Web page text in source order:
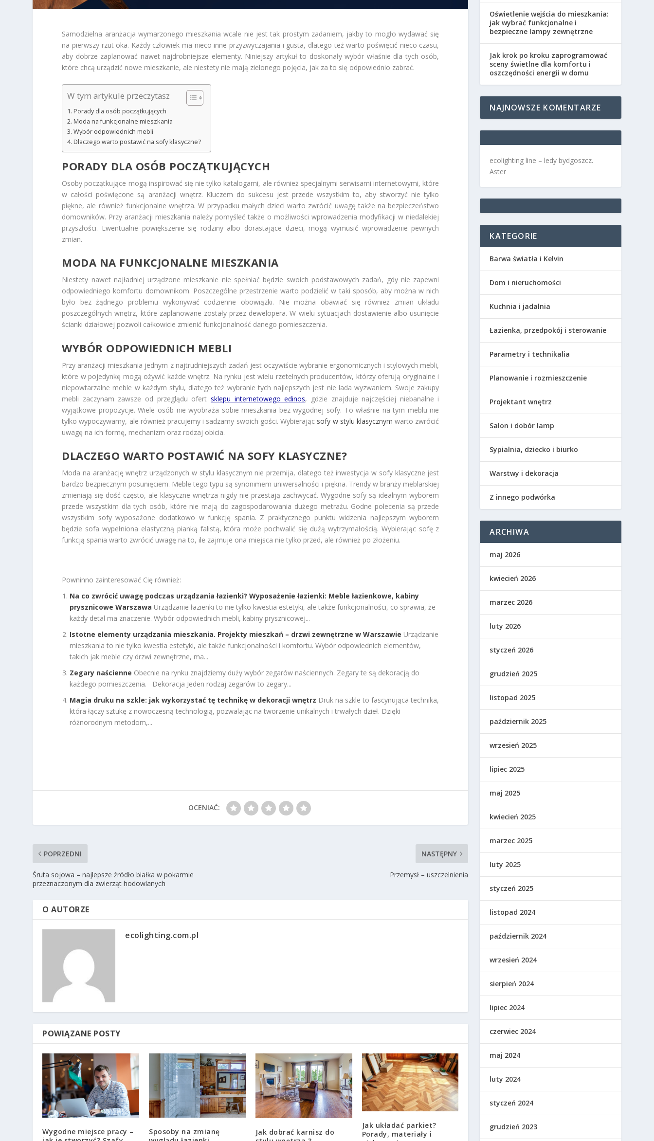
Samodzielna aranżacja wymarzonego mieszkania wcale nie jest tak prostym zadaniem, jakby to mogło wydawać się
na pierwszy rzut oka. Każdy człowiek ma nieco inne przyzwyczajania i gusta, dlatego też warto poświęcić nieco czasu,
aby dobrze zaplanować nawet najdrobniejsze elementy. Niniejszy artykuł to doskonały wybór właśnie dla tych osób,
które chcą urządzić nowe mieszkanie, ale niestety nie mają zielonego pojęcia, jak za to się odpowiednio zabrać.
W tym artykule przeczytasz
Porady dla osób początkujących
Moda na funkcjonalne mieszkania
Wybór odpowiednich mebli
Dlaczego warto postawić na sofy klasyczne?
PORADY DLA OSÓB POCZĄTKUJĄCYCH
Osoby początkujące mogą inspirować się nie tylko katalogami, ale również specjalnymi serwisami internetowymi, które
w całości poświęcone są aranżacji wnętrz. Kluczem do sukcesu jest przede wszystkim to, aby stworzyć nie tylko
piękne, ale również funkcjonalne wnętrza. W przypadku małych dzieci warto zwrócić uwagę także na bezpieczeństwo
domowników. Przy aranżacji mieszkania należy pomyśleć także o możliwości wprowadzenia modyfikacji w niedalekiej
przyszłości. Ewentualne powiększenie się rodziny albo dorastające dzieci, mogą wymusić wprowadzenie pewnych
zmian.
MODA NA FUNKCJONALNE MIESZKANIA
Niestety nawet najładniej urządzone mieszkanie nie spełniać będzie swoich podstawowych zadań, gdy nie zapewni
odpowiedniego komfortu domownikom. Poszczególne przestrzenie warto podzielić w taki sposób, aby można w nich
było bez żądnego problemu wykonywać codzienne obowiązki. Nie można obawiać się również zmian układu
poszczególnych wnętrz, które zaplanowane zostały przez dewelopera. W wielu sytuacjach dostawienie albo usunięcie
ścianki działowej pozwoli całkowicie zmienić funkcjonalność danego pomieszczenia.
WYBÓR ODPOWIEDNICH MEBLI
Przy aranżacji mieszkania jednym z najtrudniejszych zadań jest oczywiście wybranie ergonomicznych i stylowych mebli,
które w pojedynkę mogą ożywić każde wnętrz. Na rynku jest wielu rzetelnych producentów, którzy oferują oryginalne i
niepowtarzalne meble w każdym stylu, dlatego też wybranie tych najlepszych jest nie lada wyzwaniem. Swoje zakupy
mebli zaczynam zawsze od przeglądu ofert sklepu internetowego edinos, gdzie znajduje najczęściej niebanalne i
wyjątkowe propozycje. Wiele osób nie wyobraża sobie mieszkania bez wygodnej sofy. To właśnie na tym meblu nie
tylko wypoczywamy, ale również pracujemy i sadzamy swoich gości. Wybierając sofy w stylu klasycznym warto zwrócić
uwagę na ich formę, mechanizm oraz rodzaj obicia.
DLACZEGO WARTO POSTAWIĆ NA SOFY KLASYCZNE?
Moda na aranżację wnętrz urządzonych w stylu klasycznym nie przemija, dlatego też inwestycja w sofy klasyczne jest
bardzo bezpiecznym posunięciem. Meble tego typu są synonimem uniwersalności i piękna. Trendy w branży meblarskiej
zmieniają się dość często, ale klasyczne wnętrza nigdy nie przestają zachwycać. Wygodne sofy są idealnym wyborem
przede wszystkim dla tych osób, które nie mają do zagospodarowania dużego metrażu. Godne polecenia są przede
wszystkim sofy wyposażone dodatkowo w funkcję spania. Z praktycznego punktu widzenia najlepszym wyborem
będzie sofa wypełniona elastyczną pianką falistą, która może pochwalić się dużą wytrzymałością. Wybierając sofę z
funkcją spania warto zwrócić uwagę na to, ile zajmuje ona miejsca nie tylko przed, ale również po złożeniu.
Powninno zainteresować Cię również:
Na co zwrócić uwagę podczas urządzania łazienki? Wyposażenie łazienki: Meble łazienkowe, kabiny
prysznicowe Warszawa Urządzanie łazienki to nie tylko kwestia estetyki, ale także funkcjonalności, co sprawia, że
każdy detal ma znaczenie. Wybór odpowiednich mebli, kabiny prysznicowej...
Istotne elementy urządzania mieszkania. Projekty mieszkań – drzwi zewnętrzne w Warszawie Urządzanie
mieszkania to nie tylko kwestia estetyki, ale także funkcjonalności i komfortu. Wybór odpowiednich elementów,
takich jak meble czy drzwi zewnętrzne, ma...
Zegary naścienne Obecnie na rynku znajdziemy duży wybór zegarów naściennych. Zegary te są dekoracją do
każdego pomieszczenia. Dekoracja Jeden rodzaj zegarów to zegary...
Magia druku na szkle: jak wykorzystać tę technikę w dekoracji wnętrz Druk na szkle to fascynująca technika,
która łączy sztukę z nowoczesną technologią, pozwalając na tworzenie unikalnych i trwałych dzieł. Dzięki
różnorodnym metodom,...
OCENIAĆ:
POPRZEDNI
Śruta sojowa – najlepsze źródło białka w pokarmie
przeznaczonym dla zwierząt hodowlanych
NASTĘPNY
Przemysł – uszczelnienia
O AUTORZE
ecolighting.com.pl
POWIĄZANE POSTY
Wygodne miejsce pracy –
Sposoby na zmianę
Jak dobrać karnisz do
Jak układać parkiet?
Porady, materiały i
Oświetlenie wejścia do mieszkania:
jak wybrać funkcjonalne i
bezpieczne lampy zewnętrzne
Jak krok po kroku zaprogramować
sceny świetlne dla komfortu i
oszczędności energii w domu
NAJNOWSZE KOMENTARZE
ecolighting line – ledy bydgoszcz.
Aster
KATEGORIE
Barwa światła i Kelvin
Dom i nieruchomości
Kuchnia i jadalnia
Łazienka, przedpokój i sterowanie
Parametry i technikalia
Planowanie i rozmieszczenie
Projektant wnętrz
Salon i dobór lamp
Sypialnia, dziecko i biurko
Warstwy i dekoracja
Z innego podwórka
ARCHIWA
maj 2026
kwiecień 2026
marzec 2026
luty 2026
styczeń 2026
grudzień 2025
listopad 2025
październik 2025
wrzesień 2025
lipiec 2025
maj 2025
kwiecień 2025
marzec 2025
luty 2025
styczeń 2025
listopad 2024
październik 2024
wrzesień 2024
sierpień 2024
lipiec 2024
czerwiec 2024
maj 2024
luty 2024
styczeń 2024
grudzień 2023